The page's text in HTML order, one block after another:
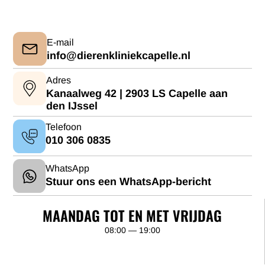
rekening brengen.
Heeft u vragen of twijfelt u of een afspraak nodig is?
Neem dan contact met ons op. We denken graag met u
mee.
E-mail
info@dierenkliniekcapelle.nl
Adres
Kanaalweg 42 | 2903 LS Capelle aan
den IJssel
Telefoon
010 306 0835
WhatsApp
Stuur ons een WhatsApp-bericht
MAANDAG TOT EN MET VRIJDAG
08:00 — 19:00